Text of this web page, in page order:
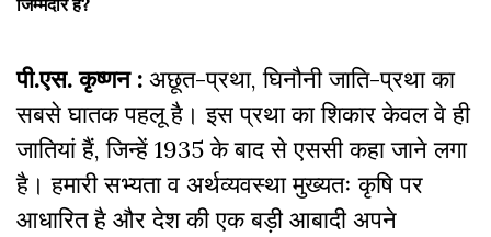
जिम्मेदार हैं?
पी.एस. कृष्णन : अछूत-प्रथा, घिनौनी जाति-प्रथा का
सबसे घातक पहलू है। इस प्रथा का शिकार केवल वे ही
जातियां हैं, जिन्हें 1935 के बाद से एससी कहा जाने लगा
है। हमारी सभ्यता व अर्थव्यवस्था मुख्यतः कृषि पर
आधारित है और देश की एक बड़ी आबादी अपने